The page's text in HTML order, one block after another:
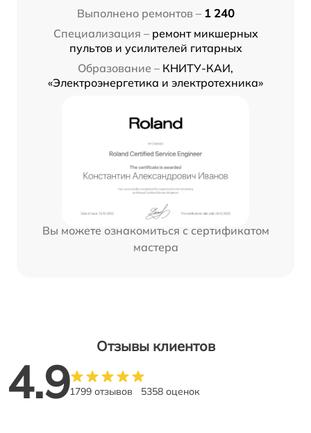
Выполнено ремонтов – 1 240
Специализация – ремонт микшерных
пультов и усилителей гитарных
Образование – КНИТУ-КАИ,
«Электроэнергетика и электротехника»
Вы можете ознакомиться с сертификатом
мастера
Отзывы клиентов
4.91799 отзывов 5358 оценок